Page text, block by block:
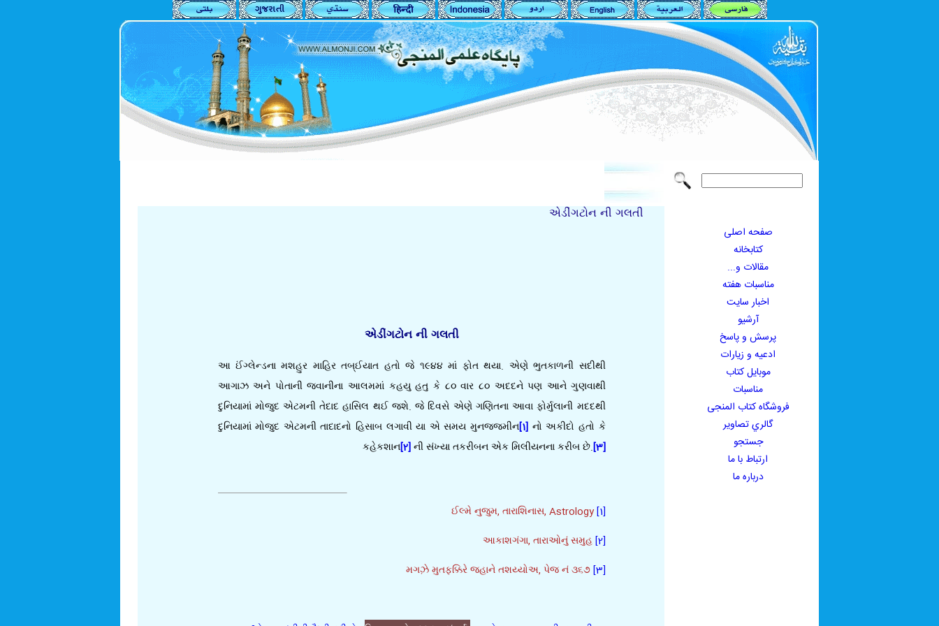
એડીંગટોન ની ગલતી
એડીંગટોન ની ગલતી
આ ઈંગ્લેન્ડના મશહુર માહિર તબ્ઈયાત હતો જે ૧૯૪૪ માં ફોત થયા. એણે ભુતકાળની સદીથી
આગાઝ અને પોતાની જવાનીના આલમમાં કહયુ હતુ કે ૮૦ વાર ૮૦ અદદને પણ આને ગુણવાથી
દુનિયામાં મોજુદ એટમની તેદાદ હાસિલ થઈ જશે. જે દિવસે એણે ગણિતના આવા ફોર્મુલાની મદદથી
દુનિયામાં મોજુદ એટમની તાદાદનો હિસાબ લગાવી યા એ સમય મુનજ્જમીન[1] નો અકીદો હતો કે
કહેકશાન[2]ની સંખ્યા તકરીબન એક મિલીયનના કરીબ છે.[3]
[1]
ઈલ્મે નુજુમ, તારાશિનાસ, Astrology
[2]
આકાશગંગા, તારાઓનું સમુહ
[3]
મગઝ઼ે મુતફક્કિરે જહાને તશય્યોઅ, પેજ નં ૩૬૭
صفحه اصلی
کتابخانه
مقالات و...
مناسبات هفته
اخبار سايت
آرشيو
پرسش و پاسخ
ادعيه و زيارات
موبايل کتاب
مناسبات
فروشگاه کتاب المنجی
گالري تصاوير
جستجو
ارتباط با ما
درباره ما